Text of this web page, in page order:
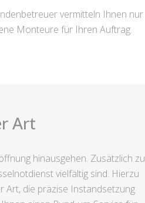
vermitteln Ihnen nur
Monteure für Ihren Auftrag.
Art
hinausgehen. Zusätzlich zu
vielfältig sind. Hierzu
Art, die präzise Instandsetzung